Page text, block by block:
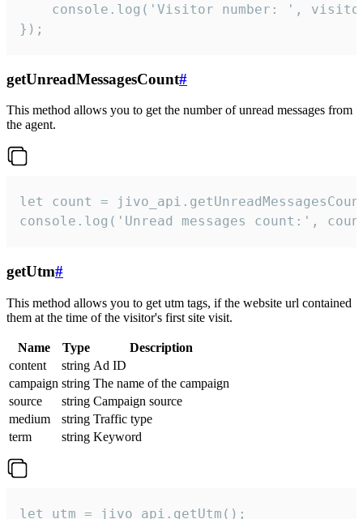
console.log('Visitor number: ',
});
getUnreadMessagesCount#
This method allows you to get the number of unread messages from
the agent.
let count =
console.log('Unread messages count:',
getUtm#
This method allows you to get utm tags, if the website url contained
them at the time of the visitor's first site visit.
Name Type
Description
content
string Ad ID
campaign string The name of the campaign
source
string Campaign source
medium
string Traffic type
term
string Keyword
let utm = jivo_api.getUtm();